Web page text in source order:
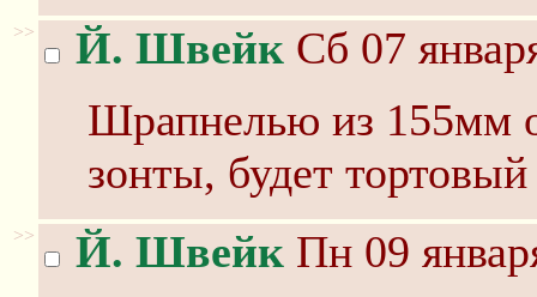
>> Й. Швейк Сб 07
Шрапнелью из 155мм
зонты, будет
>> Й. Швейк Пн 09